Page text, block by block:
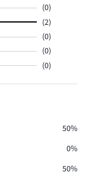
(0)
(2)
(0)
(0)
(0)
50%
0%
50%